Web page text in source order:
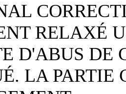
RELAXÉ
D'ABUS DE
LA PARTIE